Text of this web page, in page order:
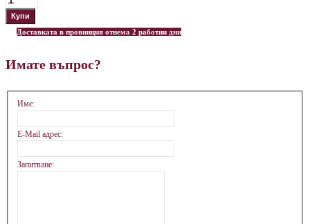
Доставката в провинция отнема 2 работни дни
Имате въпрос?
Име:
E-Mail адрес:
Запитване: